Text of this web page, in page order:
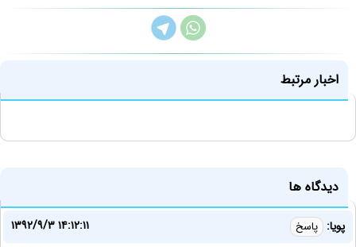
اخبار مرتبط
دیدگاه ها
پویا: پاسخ
۱۳۹۲/۹/۳ ۱۴:۱۲:۱۱